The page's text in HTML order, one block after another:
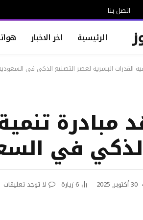
اتصل بنا
الرئيسية اخر الاخبار
القدرات البشرية لعصر التصنيع الذكي في
في
30 أكتوبر, 2025 6 زيارة لا توجد تعليقات